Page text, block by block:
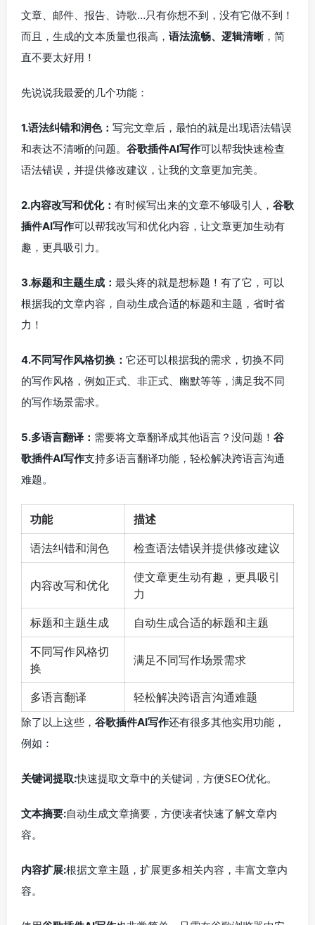
文章、邮件、报告、诗歌…只有你想不到，没有它做不到！
而且，生成的文本质量也很高， 语法流畅、逻辑清晰 ，简
直不要太好用！
先说说我最爱的几个功能：
1.语法纠错和润色： 写完文章后，最怕的就是出现语法错误
和表达不清晰的问题。 谷歌插件AI写作可以帮我快速检查
语法错误，并提供修改建议，让我的文章更加完美。
2.内容改写和优化： 有时候写出来的文章不够吸引人， 谷歌
插件AI写作可以帮我改写和优化内容，让文章更加生动有
趣，更具吸引力。
3.标题和主题生成： 最头疼的就是想标题！有了它，可以
根据我的文章内容，自动生成合适的标题和主题，省时省
力！
4.不同写作风格切换： 它还可以根据我的需求，切换不同
的写作风格，例如正式、非正式、幽默等等，满足我不同
的写作场景需求。
5.多语言翻译： 需要将文章翻译成其他语言？没问题！ 谷
歌插件AI写作支持多语言翻译功能，轻松解决跨语言沟通
难题。
功能 描述
语法纠错和润色 检查语法错误并提供修改建议
内容改写和优化
使文章更生动有趣，更具吸引
力
标题和主题生成 自动生成合适的标题和主题
不同写作风格切
换
满足不同写作场景需求
多语言翻译 轻松解决跨语言沟通难题
除了以上这些， 谷歌插件AI写作还有很多其他实用功能，
例如：
关键词提取:快速提取文章中的关键词，方便SEO优化。
文本摘要:自动生成文章摘要，方便读者快速了解文章内
容。
内容扩展:根据文章主题，扩展更多相关内容，丰富文章内
容。